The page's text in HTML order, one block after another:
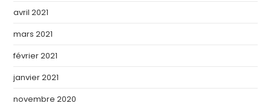
avril 2021
mars 2021
février 2021
janvier 2021
novembre 2020